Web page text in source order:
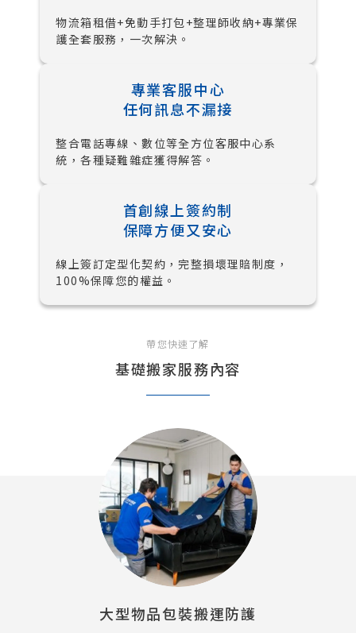
物流箱租借+免動手打包+整理師收納+專業保
護全套服務，一次解決。
專業客服中心
任何訊息不漏接
整合電話專線、數位等全方位客服中心系
統，各種疑難雜症獲得解答。
首創線上簽約制
保障方便又安心
線上簽訂定型化契約，完整損壞理賠制度，
100%保障您的權益。
帶您快速了解
基礎搬家服務內容
大型物品包裝搬運防護